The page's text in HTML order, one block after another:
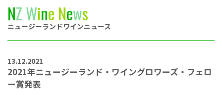
NZWine News
ニュージーランドワインニュース
13.12.2021
2021年ニュージーランド・ワイングロワーズ・フェロ
ー賞発表